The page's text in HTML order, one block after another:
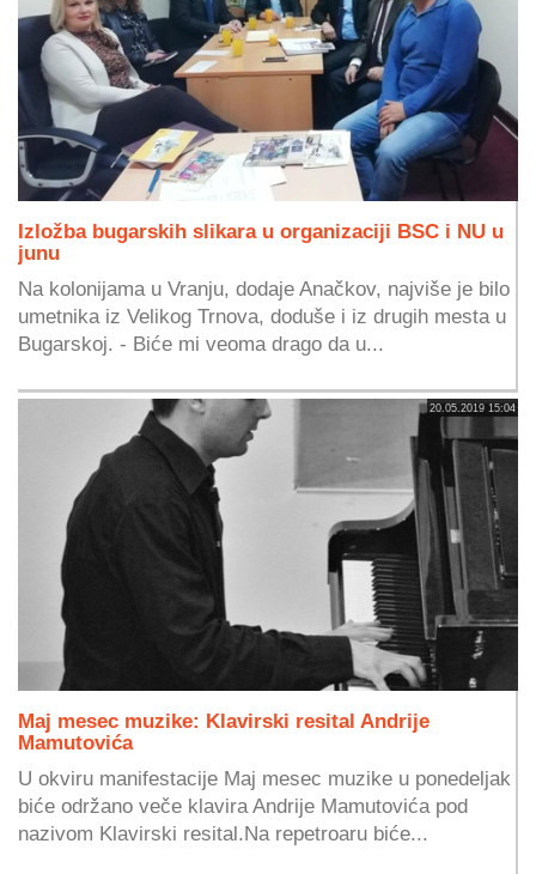
Izložba bugarskih slikara u organizaciji BSC i NU u
junu
Na kolonijama u Vranju, dodaje Anačkov, najviše je bilo
umetnika iz Velikog Trnova, doduše i iz drugih mesta u
Bugarskoj. - Biće mi veoma drago da u...
20.05.2019 15:04
Maj mesec muzike: Klavirski resital Andrije
Mamutovića
U okviru manifestacije Maj mesec muzike u ponedeljak
biće održano veče klavira Andrije Mamutovića pod
nazivom Klavirski resital.Na repetroaru biće...